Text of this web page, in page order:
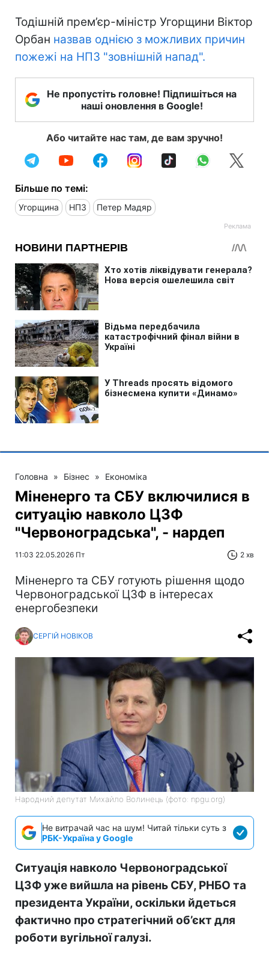
Тодішній прем’єр-міністр Угорщини Віктор
Орбан назвав однією з можливих причин
пожежі на НПЗ "зовнішній напад".
Не пропустіть головне! Підпишіться на
наші оновлення в Google!
Або читайте нас там, де вам зручно!
Більше по темі:
Угорщина НПЗ Петер Мадяр
Головна » Бізнес » Економіка
Міненерго та СБУ включилися в
ситуацію навколо ЦЗФ
"Червоноградська", - нардеп
11:03 22.05.2026 Пт 2 хв
Міненерго та СБУ готують рішення щодо
Червоноградської ЦЗФ в інтересах
енергобезпеки
СЕРГІЙ НОВІКОВ
Народний депутат Михайло Волинець (фото: npgu.org)
Не витрачай час на шум! Читай тільки суть з
РБК-Україна у Google
Ситуація навколо Червоноградської
ЦЗФ уже вийшла на рівень СБУ, РНБО та
президента України, оскільки йдеться
фактично про стратегічний об’єкт для
роботи вугільної галузі.